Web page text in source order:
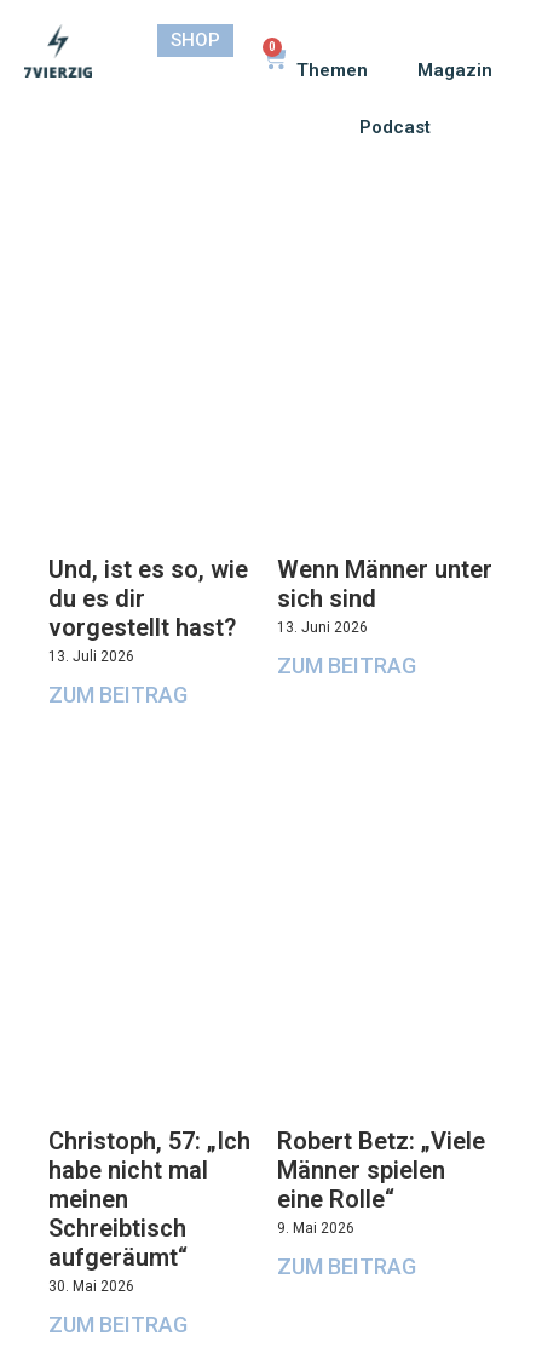
SHOP 0
Themen Magazin
Podcast
Und, ist es so, wie
du es dir
vorgestellt hast?
13. Juli 2026
ZUM BEITRAG
Wenn Männer unter
sich sind
13. Juni 2026
ZUM BEITRAG
Christoph, 57: „Ich
habe nicht mal
meinen
Schreibtisch
aufgeräumt“
30. Mai 2026
ZUM BEITRAG
Robert Betz: „Viele
Männer spielen
eine Rolle“
9. Mai 2026
ZUM BEITRAG